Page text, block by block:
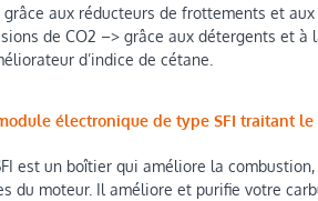
aux réducteurs de frottements et
de CO2 –> grâce aux détergents et à
d’indice de cétane.
électronique de type SFI traitant le
est un boîtier qui améliore la
du moteur. Il améliore et purifie votre